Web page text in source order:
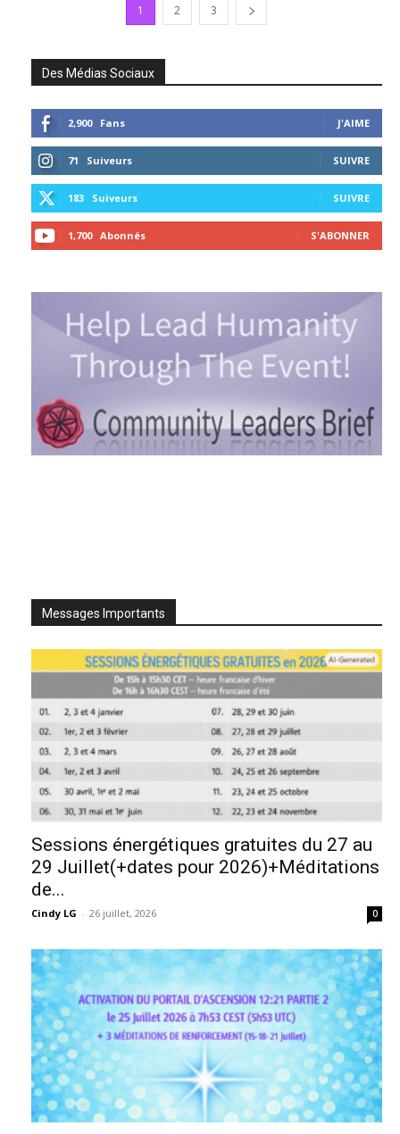
1 2 3
Des Médias Sociaux
2,900 Fans J'AIME
71 Suiveurs SUIVRE
183 Suiveurs SUIVRE
1,700 Abonnés S'ABONNER
Messages Importants
Sessions énergétiques gratuites du 27 au
29 Juillet(+dates pour 2026)+Méditations
de...
Cindy LG - 26 juillet, 2026 0